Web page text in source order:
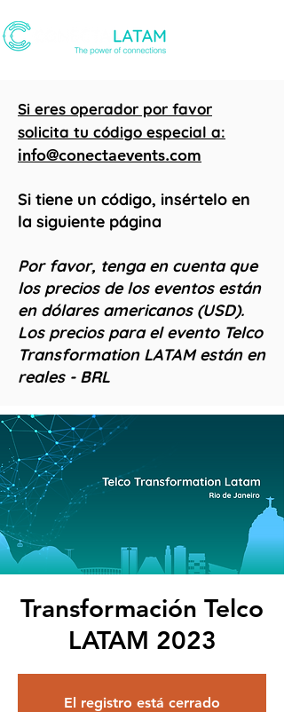
Si eres operador por favor
solicita tu código especial a:
info@conectaevents.com
Si tiene un código, insértelo en
la siguiente página
Por favor, tenga en cuenta que
los precios de los eventos están
en dólares americanos (USD).
Los precios para el evento Telco
Transformation LATAM están en
reales - BRL
Transformación Telco
LATAM 2023
El registro está cerrado